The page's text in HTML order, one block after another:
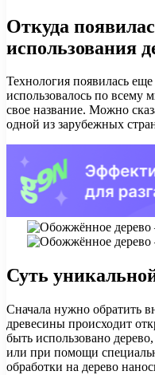
Откуда
использования
Технология появилась
использовалось по всему
свое название. Можно
одной из зарубежных
Суть
Сначала нужно обратить
древесины происходит
быть использовано
или при помощи
обработки на дерево